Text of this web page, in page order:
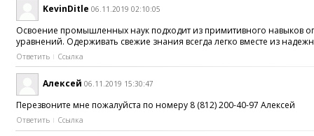
KevinDitle 06.11.2019 02:10:05
Освоение промышленных наук подходит из примитивного навыков
уравнений. Одерживать свежие знания всегда легко вместе из
Ответить Ссылка
Алексей 06.11.2019 15:30:47
Перезвоните мне пожалуйста по номеру 8 (812) 200-40-97 Алексей
Ответить Ссылка